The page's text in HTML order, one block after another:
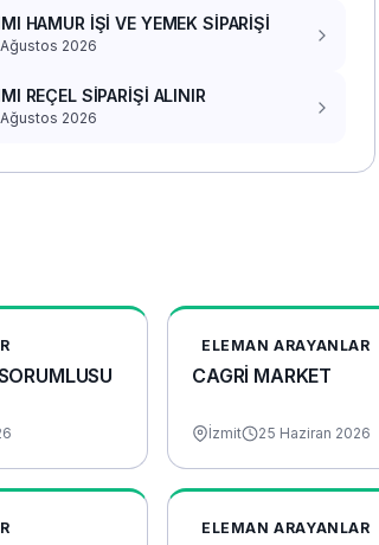
HAMUR İŞİ VE YEMEK SİPARİŞİ
2026
REÇEL SİPARİŞİ ALINIR
2026
ELEMAN ARAYANLAR
CAGRİ MARKET
İzmit 25 Haziran 2026
ELEMAN ARAYANLAR